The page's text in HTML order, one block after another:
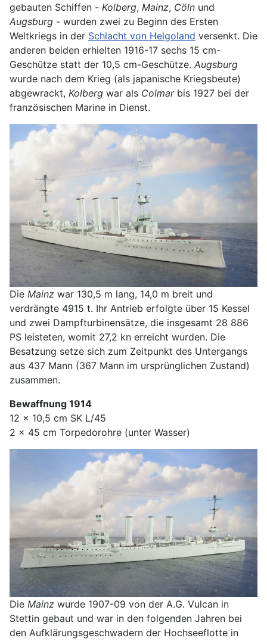
gebauten Schiffen - Kolberg, Mainz, Cöln und
Augsburg - wurden zwei zu Beginn des Ersten
Weltkriegs in der Schlacht von Helgoland versenkt. Die
anderen beiden erhielten 1916-17 sechs 15 cm-
Geschütze statt der 10,5 cm-Geschütze. Augsburg
wurde nach dem Krieg (als japanische Kriegsbeute)
abgewrackt, Kolberg war als Colmarbis 1927 bei der
französischen Marine in Dienst.
Die Mainz war 130,5 m lang, 14,0 m breit und
verdrängte 4915 t. Ihr Antrieb erfolgte über 15 Kessel
und zwei Dampfturbinensätze, die insgesamt 28 886
PS leisteten, womit 27,2 kn erreicht wurden. Die
Besatzung setze sich zum Zeitpunkt des Untergangs
aus 437 Mann (367 Mann im ursprünglichen Zustand)
zusammen.
Bewaffnung 1914
12 x 10,5 cm SK L/45
2 x 45 cm Torpedorohre (unter Wasser)
Die Mainz wurde 1907-09 von der A.G. Vulcan in
Stettin gebaut und war in den folgenden Jahren bei
den Aufklärungsgeschwadern der Hochseeflotte in